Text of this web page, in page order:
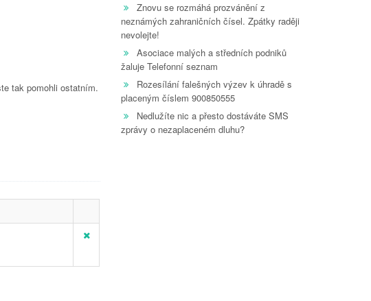
tak pomohli ostatním.
Znovu se rozmáhá prozvánění z
neznámých zahraničních čísel. Zpátky raději
nevolejte!
Asociace malých a středních podniků
žaluje Telefonní seznam
Rozesílání falešných výzev k úhradě s
placeným číslem 900850555
Nedlužíte nic a přesto dostáváte SMS
zprávy o nezaplaceném dluhu?